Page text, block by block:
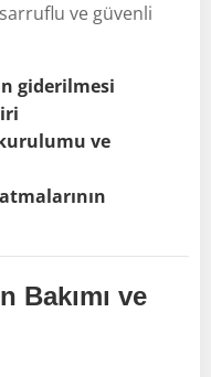
ve güvenli
giderilmesi
ve
Bakımı ve